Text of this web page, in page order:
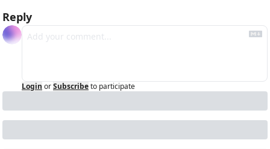
Reply
Login orSubscribeto participate